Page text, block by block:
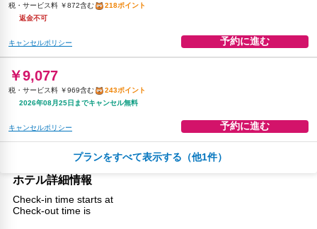
税・サービス料 ￥872含む
218ポイント
返金不可
キャンセルポリシー 予約に進む
￥9,077
税・サービス料 ￥969含む
243ポイント
2026年08月25日までキャンセル無料
キャンセルポリシー 予約に進む
￥13,204
税・サービス料 ￥1,334含む
356ポイント
2026年08月25日までキャンセル無料
プランをすべて表示する（他1件）
ホテル詳細情報
Check-in time starts at
Check-out time is